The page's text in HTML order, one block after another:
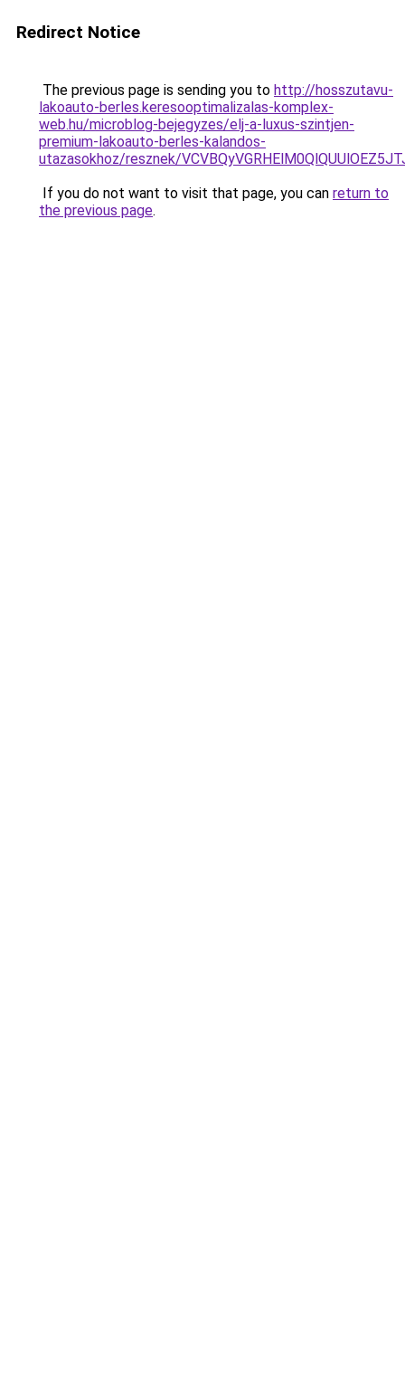
Redirect Notice
The previous page is sending you to http://hosszutavu-
lakoauto-berles.keresooptimalizalas-komplex-
web.hu/microblog-bejegyzes/elj-a-luxus-szintjen-
premium-lakoauto-berles-kalandos-
utazasokhoz/resznek/
If you do not want to visit that page, you can return to
the previous page.